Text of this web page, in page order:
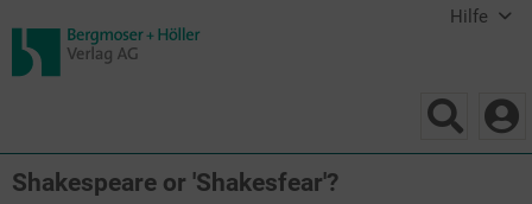
Hilfe
Shakespeare or 'Shakesfear'?